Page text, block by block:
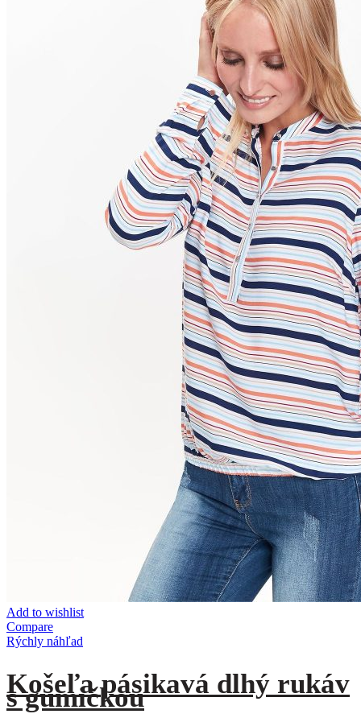
Add to wishlist
Compare
Rýchly náhľad
Košeľa pásikavá dlhý rukáv
s gumičkou